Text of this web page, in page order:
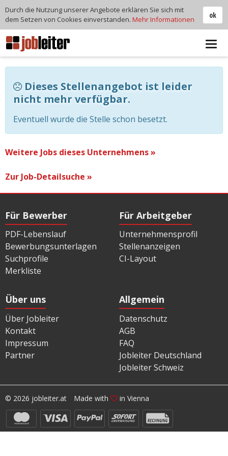
Dieses Stellenangebot ist leider
nicht mehr verfügbar.
Eventuell wurde die Stelle schon besetzt.
Weitere Jobs dieses Unternehmens »
Zur Job-Detailsuche »
Für Bewerber
PDF-Lebenslauf
Bewerbungsunterlagen
Suchprofile
Merkliste
Für Arbeitgeber
Unternehmensprofil
Stellenanzeigen
CI-Layout
Über uns
Über Jobleiter
Kontakt
Impressum
Partner
Allgemein
Datenschutz
AGB
FAQ
Jobleiter Deutschland
Jobleiter Schweiz
© 2026 jobleiter.at Made with in Vienna
ok
Durch die Nutzung unserer Angebote erklären Sie sich mit
dem Setzen von Cookies einverstanden. Mehr Informationen